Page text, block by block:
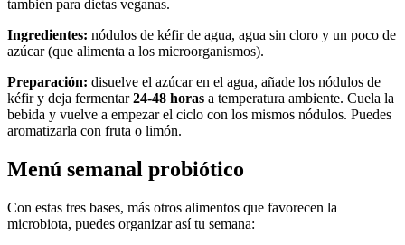
también para dietas veganas.
Ingredientes: nódulos de kéfir de agua, agua sin cloro y un poco de
azúcar (que alimenta a los microorganismos).
Preparación: disuelve el azúcar en el agua, añade los nódulos de
kéfir y deja fermentar24-48 horas a temperatura ambiente. Cuela la
bebida y vuelve a empezar el ciclo con los mismos nódulos. Puedes
aromatizarla con fruta o limón.
Menú semanal probiótico
Con estas tres bases, más otros alimentos que favorecen la
microbiota, puedes organizar así tu semana: